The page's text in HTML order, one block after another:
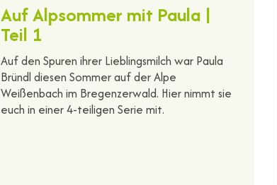
Auf Alpsommer mit Paula |
Teil 1
Auf den Spuren ihrer Lieblingsmilch war Paula
Bründl diesen Sommer auf der Alpe
Weißenbach im Bregenzerwald. Hier nimmt sie
euch in einer 4-teiligen Serie mit.